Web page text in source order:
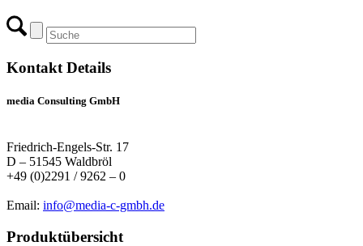
Kontakt Details
media Consulting GmbH
Friedrich-Engels-Str. 17
D – 51545 Waldbröl
+49 (0)2291 / 9262 – 0
Email: info@media-c-gmbh.de
Produktübersicht